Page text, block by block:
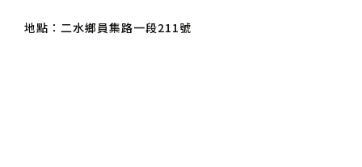
地點：二水鄉員集路一段211號